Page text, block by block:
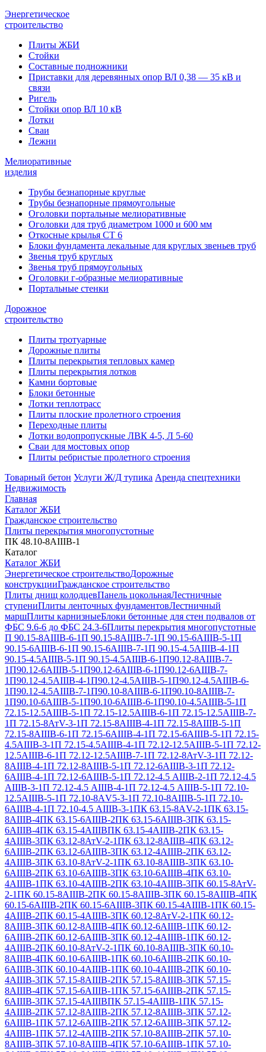
Энергетическое
строительство
Плиты ЖБИ
Стойки
Составные подножники
Приставки для деревянных опор ВЛ 0,38 — 35 кВ и
связи
Ригель
Стойки опор ВЛ 10 кВ
Лотки
Сваи
Лежни
Мелиоративные
изделия
Трубы безнапорные круглые
Трубы безнапорные прямоугольные
Оголовки портальные мелиоративные
Оголовки для труб диаметром 1000 и 600 мм
Откосные крылья СТ 6
Блоки фундамента лекальные для круглых звеньев труб
Звенья труб круглых
Звенья труб прямоугольных
Оголовки г-образные мелиоративные
Портальные стенки
Дорожное
строительство
Плиты тротуарные
Дорожные плиты
Плиты перекрытия тепловых камер
Плиты перекрытия лотков
Камни бортовые
Блоки бетонные
Лотки теплотрасс
Плиты плоские пролетного строения
Переходные плиты
Лотки водопропускные ЛВК 4-5, Л 5-60
Сваи для мостовых опор
Плиты ребристые пролетного строения
Товарный бетон Услуги Ж/Д тупика Аренда спецтехники
Недвижимость
Главная
Каталог ЖБИ
Гражданское строительство
Плиты перекрытия многопустотные
ПК 48.10-8АIIIВ-1
Каталог
Каталог ЖБИ
Энергетическое строительствоДорожные
конструкцииГражданское строительство
Плиты днищ колодцевПанель цокольнаяЛестничные
ступениПлиты ленточных фундаментовЛестничный
маршПлиты карнизныеБлоки бетонные для стен подвалов от
ФБС 9.6-6 до ФБС 24.3-6Плиты перекрытия многопустотные
П 90.15-8АIIIВ-6-1П 90.15-8АIIIВ-7-1П 90.15-6АIIIВ-5-1П
90.15-6АIIIВ-6-1П 90.15-6АIIIВ-7-1П 90.15-4.5АIIIВ-4-1П
90.15-4.5АIIIВ-5-1П 90.15-4.5АIIIВ-6-1П90.12-8АIIIВ-7-
1П90.12-6АIIIВ-5-1П90.12-6АIIIВ-6-1П90.12-6АIIIВ-7-
1П90.12-4.5АIIIВ-4-1П90.12-4.5АIIIВ-5-1П90.12-4.5АIIIВ-6-
1П90.12-4.5АIIIВ-7-1П90.10-8АIIIВ-6-1П90.10-8АIIIВ-7-
1П90.10-6АIIIВ-5-1П90.10-6АIIIВ-6-1П90.10-4.5АIIIВ-5-1П
72.15-12.5АIIIВ-5-1П 72.15-12.5АIIIВ-6-1П 72.15-12.5АIIIВ-7-
1П 72.15-8АтV-3-1П 72.15-8АIIIВ-4-1П 72.15-8АIIIВ-5-1П
72.15-8АIIIВ-6-1П 72.15-6АIIIВ-4-1П 72.15-6АIIIВ-5-1П 72.15-
4.5АIIIВ-3-1П 72.15-4.5АIIIВ-4-1П 72.12-12.5АIIIВ-5-1П 72.12-
12.5АIIIВ-6-1П 72.12-12.5АIIIВ-7-1П 72.12-8АтV-3-1П 72.12-
8АIIIВ-4-1П 72.12-8АIIIВ-5-1П 72.12-6АIIIВ-3-1П 72.12-
6АIIIВ-4-1П 72.12-6АIIIВ-5-1П 72.12-4.5 АIIIВ-2-1П 72.12-4.5
АIIIВ-3-1П 72.12-4.5 АIIIВ-4-1П 72.12-4.5 АIIIВ-5-1П 72.10-
12.5АIIIВ-5-1П 72.10-8АV5-3-1П 72.10-8АIIIВ-5-1П 72.10-
6АIIIВ-4-1П 72.10-4.5 АIIIВ-3-1ПК 63.15-8АV-2-1ПК 63.15-
8АIIIВ-4ПК 63.15-6АIIIВ-2ПК 63.15-6АIIIВ-3ПК 63.15-
6АIIIВ-4ПК 63.15-4АIIIВПК 63.15-4АIIIВ-2ПК 63.15-
4АIIIВ-3ПК 63.12-8АтV-2-1ПК 63.12-8АIIIВ-4ПК 63.12-
6АIIIВ-2ПК 63.12-6АIIIВ-3ПК 63.12-4АIIIВ-2ПК 63.12-
4АIIIВ-3ПК 63.10-8АтV-2-1ПК 63.10-8АIIIВ-3ПК 63.10-
6АIIIВ-2ПК 63.10-6АIIIВ-3ПК 63.10-6АIIIВ-4ПК 63.10-
4АIIIВ-1ПК 63.10-4АIIIВ-2ПК 63.10-4АIIIВ-3ПК 60.15-8АтV-
2-1ПК 60.15-8АIIIВ-2ПК 60.15-8АIIIВ-3ПК 60.15-8АIIIВ-4ПК
60.15-6АIIIВ-2ПК 60.15-6АIIIВ-3ПК 60.15-4АIIIВ-1ПК 60.15-
4АIIIВ-2ПК 60.15-4АIIIВ-3ПК 60.12-8АтV-2-1ПК 60.12-
8АIIIВ-3ПК 60.12-8АIIIВ-4ПК 60.12-6АIIIВ-1ПК 60.12-
6АIIIВ-2ПК 60.12-6АIIIВ-3ПК 60.12-4АIIIВ-1ПК 60.12-
4АIIIВ-2ПК 60.10-8АтV-2-1ПК 60.10-8АIIIВ-3ПК 60.10-
8АIIIВ-4ПК 60.10-6АIIIВ-1ПК 60.10-6АIIIВ-2ПК 60.10-
6АIIIВ-3ПК 60.10-4АIIIВ-1ПК 60.10-4АIIIВ-2ПК 60.10-
4АIIIВ-3ПК 57.15-8АIIIВ-2ПК 57.15-8АIIIВ-3ПК 57.15-
8АIIIВ-4ПК 57.15-6АIIIВ-1ПК 57.15-6АIIIВ-2ПК 57.15-
6АIIIВ-3ПК 57.15-4АIIIВПК 57.15-4АIIIВ-1ПК 57.15-
4АIIIВ-2ПК 57.12-8АIIIВ-2ПК 57.12-8АIIIВ-3ПК 57.12-
6АIIIВ-1ПК 57.12-6АIIIВ-2ПК 57.12-6АIIIВ-3ПК 57.12-
4АIIIВ-1ПК 57.12-4АIIIВ-2ПК 57.10-8АIIIВ-2ПК 57.10-
8АIIIВ-3ПК 57.10-8АIIIВ-4ПК 57.10-6АIIIВ-1ПК 57.10-